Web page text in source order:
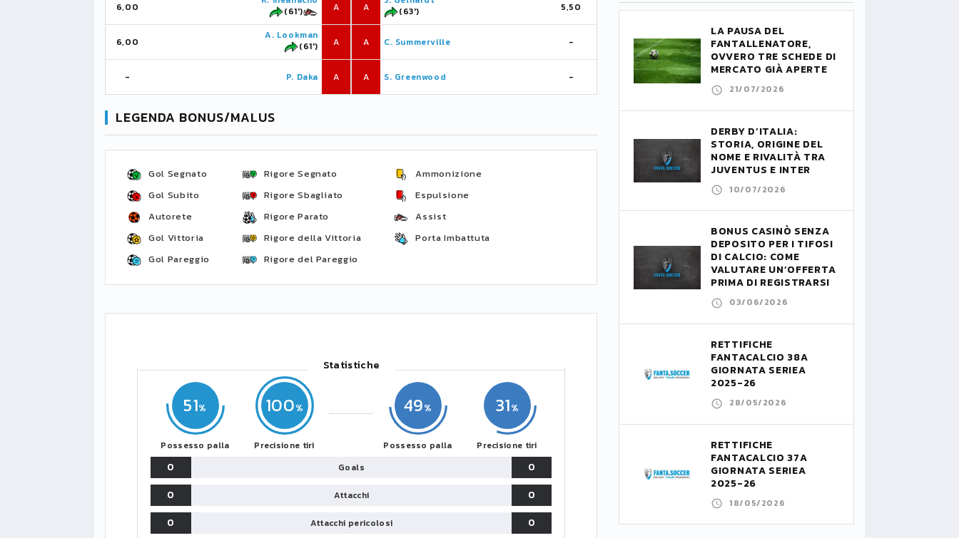
6,00
(61')
A
6,00
A. Lookman
(61')
A
- P. Daka A
A
(63')
5,50
A C. Summerville -
A S. Greenwood -
LEGENDA BONUS/MALUS
Gol Segnato
Gol Subito
Autorete
Gol Vittoria
Gol Pareggio
Rigore Segnato
Rigore Sbagliato
Rigore Parato
Rigore della Vittoria
Rigore del Pareggio
Ammonizione
Espulsione
Assist
Porta Imbattuta
Statistiche
51
Possesso palla
100
Precisione tiri
49
Possesso palla
31
Precisione tiri
0 Goals
0
0
Attacchi
0
0
Attacchi pericolosi
0
LA PAUSA DEL
FANTALLENATORE,
OVVERO TRE SCHEDE DI
MERCATO GIÀ APERTE
21/07/2026
DERBY D’ITALIA:
STORIA, ORIGINE DEL
NOME E RIVALITÀ TRA
JUVENTUS E INTER
10/07/2026
BONUS CASINÒ SENZA
DEPOSITO PER I TIFOSI
DI CALCIO: COME
VALUTARE UN’OFFERTA
PRIMA DI REGISTRARSI
03/06/2026
RETTIFICHE
FANTACALCIO 38A
GIORNATA SERIEA
2025-26
28/05/2026
RETTIFICHE
FANTACALCIO 37A
GIORNATA SERIEA
2025-26
18/05/2026